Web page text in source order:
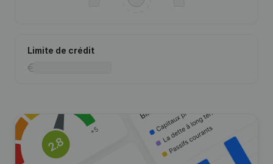
Limite de crédit